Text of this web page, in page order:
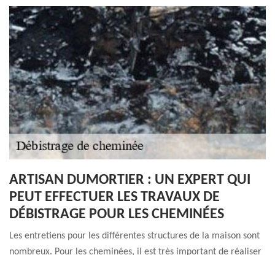
ARTISAN DUMORTIER : UN EXPERT QUI
PEUT EFFECTUER LES TRAVAUX DE
DÉBISTRAGE POUR LES CHEMINÉES
Les entretiens pour les différentes structures de la maison sont
nombreux. Pour les cheminées, il est très important de réaliser